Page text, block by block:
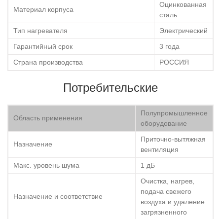
Материал корпуса
Оцинкованная
сталь
Тип нагревателя
Электрический
Гарантийный срок
3 года
Страна производства
РОССИЯ
Потребительские
Область применения
Полупромышленное
оборудование
Назначение
Приточно-вытяжная
вентиляция
Макс. уровень шума
1 дБ
Назначение и соответствие
Очистка, нагрев,
подача свежего
воздуха и удаление
загрязненного